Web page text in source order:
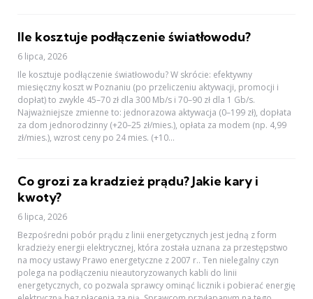
Ile kosztuje podłączenie światłowodu?
6 lipca, 2026
Ile kosztuje podłączenie światłowodu? W skrócie: efektywny
miesięczny koszt w Poznaniu (po przeliczeniu aktywacji, promocji i
dopłat) to zwykle 45–70 zł dla 300 Mb/s i 70–90 zł dla 1 Gb/s.
Najważniejsze zmienne to: jednorazowa aktywacja (0–199 zł), dopłata
za dom jednorodzinny (+20–25 zł/mies.), opłata za modem (np. 4,99
zł/mies.), wzrost ceny po 24 mies. (+10...
Co grozi za kradzież prądu? Jakie kary i
kwoty?
6 lipca, 2026
Bezpośredni pobór prądu z linii energetycznych jest jedną z form
kradzieży energii elektrycznej, która została uznana za przestępstwo
na mocy ustawy Prawo energetyczne z 2007 r.. Ten nielegalny czyn
polega na podłączeniu nieautoryzowanych kabli do linii
energetycznych, co pozwala sprawcy ominąć licznik i pobierać energię